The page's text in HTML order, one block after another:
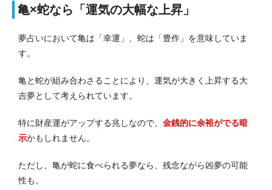
亀×蛇なら「運気の大幅な上昇」
夢占いにおいて亀は「幸運」、蛇は「豊作」を意味していま
す。
亀と蛇が組み合わさることにより、運気が大きく上昇する大
吉夢として考えられています。
特に財産運がアップする兆しなので、 金銭的に余裕がでる暗
示かもしれません。
ただし、亀が蛇に食べられる夢なら、残念ながら凶夢の可能
性も。